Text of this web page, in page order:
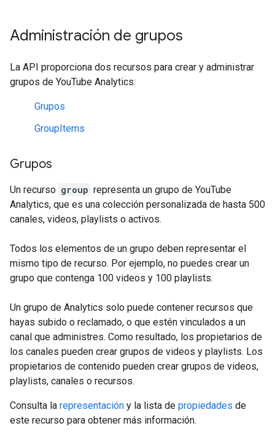
Administración de grupos
La API proporciona dos recursos para crear y administrar
grupos de YouTube Analytics:
Grupos
GroupItems
Grupos
Un recurso group representa un grupo de YouTube
Analytics, que es una colección personalizada de hasta 500
canales, videos, playlists o activos.
Todos los elementos de un grupo deben representar el
mismo tipo de recurso. Por ejemplo, no puedes crear un
grupo que contenga 100 videos y 100 playlists.
Un grupo de Analytics solo puede contener recursos que
hayas subido o reclamado, o que estén vinculados a un
canal que administres. Como resultado, los propietarios de
los canales pueden crear grupos de videos y playlists. Los
propietarios de contenido pueden crear grupos de videos,
playlists, canales o recursos.
Consulta la representación y la lista de propiedades de
este recurso para obtener más información.